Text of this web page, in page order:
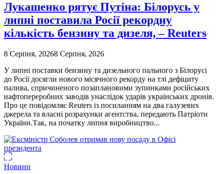
Лукашенко рятує Путіна: Білорусь у
липні поставила Росії рекордну
кількість бензину та дизеля, – Reuters
8 Серпня, 20268 Серпня, 2026
У липні поставки бензину та дизельного пального з Білорусі
до Росії досягли нового місячного рекорду на тлі дефіциту
палива, спричиненого позаплановими зупинками російських
нафтопереробних заводів унаслідок ударів українських дронів.
Про це повідомляє Reuters із посиланням на два галузевих
джерела та власні розрахунки агентства, передають Патріоти
України.Так, на початку липня виробництво...
Новини